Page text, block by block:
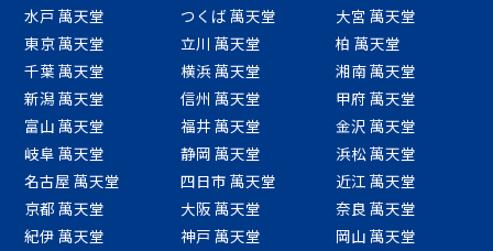
水戸 萬天堂
つくば 萬天堂
大宮 萬天堂
東京 萬天堂
立川 萬天堂
柏 萬天堂
千葉 萬天堂
横浜 萬天堂
湘南 萬天堂
新潟 萬天堂
信州 萬天堂
甲府 萬天堂
富山 萬天堂
福井 萬天堂
金沢 萬天堂
岐阜 萬天堂
静岡 萬天堂
浜松 萬天堂
名古屋 萬天堂
四日市 萬天堂
近江 萬天堂
京都 萬天堂
大阪 萬天堂
奈良 萬天堂
紀伊 萬天堂
神戸 萬天堂 岡山 萬天堂